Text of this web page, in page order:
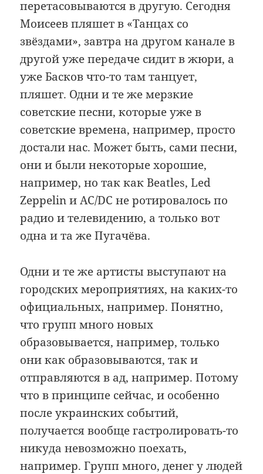
перетасовываются в другую. Сегодня
Моисеев пляшет в «Танцах со
звёздами», завтра на другом канале в
другой уже передаче сидит в жюри, а
уже Басков что-то там танцует,
пляшет. Одни и те же мерзкие
советские песни, которые уже в
советские времена, например, просто
достали нас. Может быть, сами песни,
они и были некоторые хорошие,
например, но так как Beatles, Led
Zeppelin и AC/DC не ротировалось по
радио и телевидению, а только вот
одна и та же Пугачёва.
Одни и те же артисты выступают на
городских мероприятиях, на каких-то
официальных, например. Понятно,
что групп много новых
образовывается, например, только
они как образовываются, так и
отправляются в ад, например. Потому
что в принципе сейчас, и особенно
после украинских событий,
получается вообще гастролировать-то
никуда невозможно поехать,
например. Групп много, денег у людей